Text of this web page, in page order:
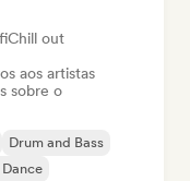
Chill out
aos artistas
sobre o
Drum and Bass